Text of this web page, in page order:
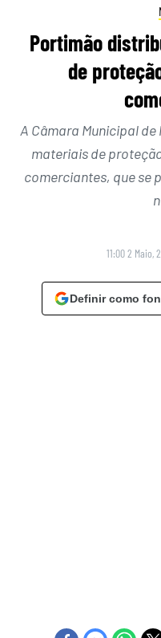
Portimão
de
A Câmara Municipal
materiais de
comerciantes, que se
11:00 2 Maio,
Definir como